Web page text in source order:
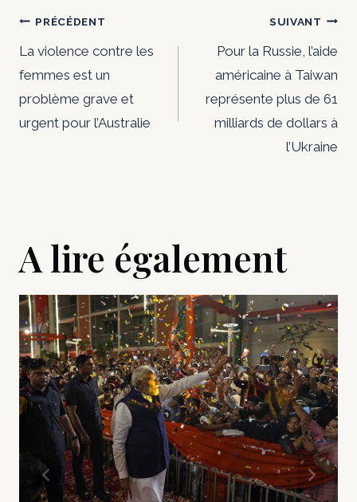
Navigation
de
l’article
PRÉCÉDENT
La violence contre les
femmes est un
problème grave et
urgent pour l’Australie
SUIVANT
Pour la Russie, l’aide
américaine à Taiwan
représente plus de 61
milliards de dollars à
l’Ukraine
A lire également